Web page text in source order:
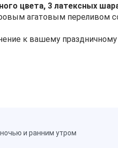
цвета, 3 ​латексных
агатовым переливом
к вашему
и ранним утром